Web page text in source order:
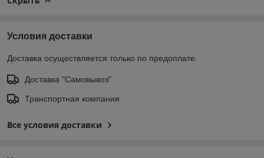
Условия доставки
Доставка осуществляется только по предоплате.
Доставка "Самовывоз"
Транспортная компания
Все условия доставки